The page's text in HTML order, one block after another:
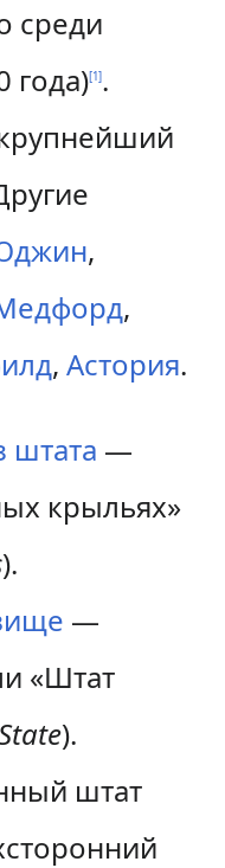
среди
года)[1].
,
,
, Астория.
штата —
крыльях»
).
—
«Штат
).
штат